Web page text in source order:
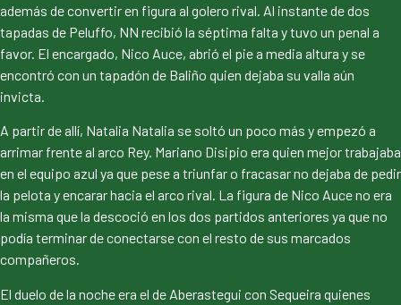
además de convertir en figura al golero rival. Al instante de dos
tapadas de Peluffo, NN recibió la séptima falta y tuvo un penal a
favor. El encargado, Nico Auce, abrió el pie a media altura y se
encontró con un tapadón de Baliño quien dejaba su valla aún
invicta.
A partir de allí, Natalia Natalia se soltó un poco más y empezó a
arrimar frente al arco Rey. Mariano Disipio era quien mejor trabajaba
en el equipo azul ya que pese a triunfar o fracasar no dejaba de pedir
la pelota y encarar hacia el arco rival. La figura de Nico Auce no era
la misma que la descoció en los dos partidos anteriores ya que no
podía terminar de conectarse con el resto de sus marcados
compañeros.
El duelo de la noche era el de Aberastegui con Sequeira quienes